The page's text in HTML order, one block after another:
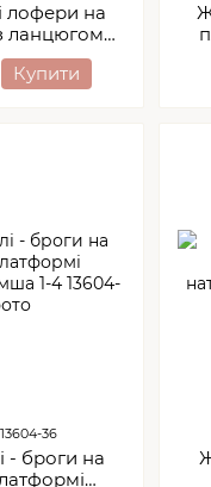
лофери на
ланцюгом
шкіра 2-2
Купити
36
- броги на